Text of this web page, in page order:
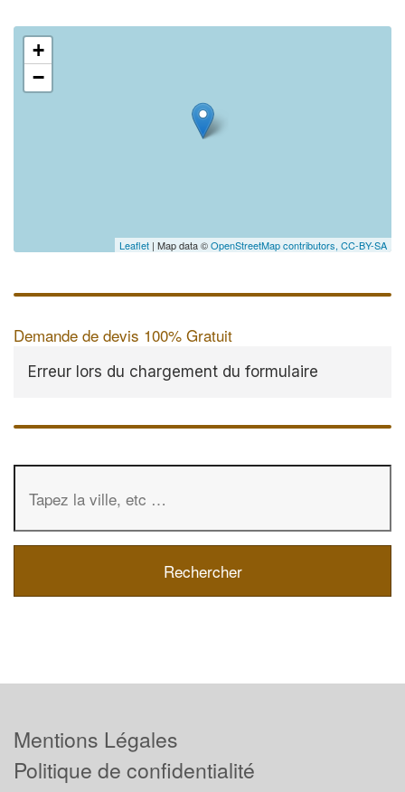
+
−
Leaflet | Map data ©OpenStreetMap contributors, CC-BY-SA
Demande de devis 100% Gratuit
Erreur lors du chargement du formulaire
Mentions Légales
Politique de confidentialité